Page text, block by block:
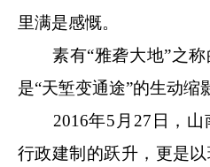
里满是感慨。
素有“雅砻大地”之称
是“天堑变通途”的生动缩
2016年5月27日，山
行政建制的跃升，更是